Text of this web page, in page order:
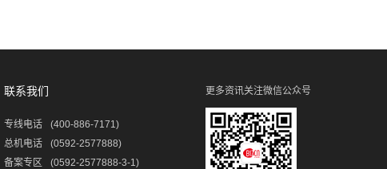
联系我们
专线电话
(400-886-7171)
总机电话
(0592-2577888)
备案专区
(0592-2577888-3-1)
更多资讯关注微信公众号